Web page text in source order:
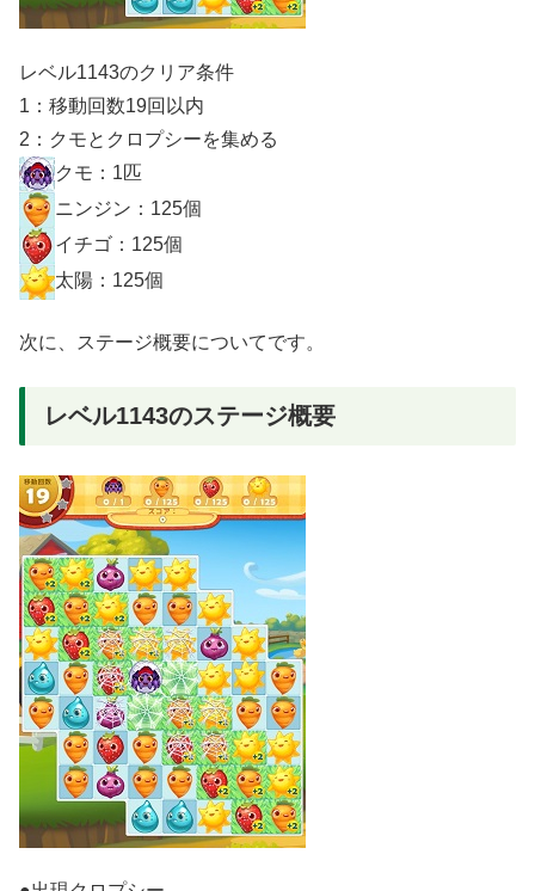
レベル1143のクリア条件
1：移動回数19回以内
2：クモとクロプシーを集める
クモ：1匹
ニンジン：125個
イチゴ：125個
太陽：125個
次に、ステージ概要についてです。
レベル1143のステージ概要